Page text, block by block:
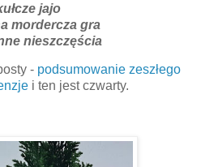
jajo
mordercza gra
nieszczęścia
- podsumowanie zeszłego
i ten jest czwarty.